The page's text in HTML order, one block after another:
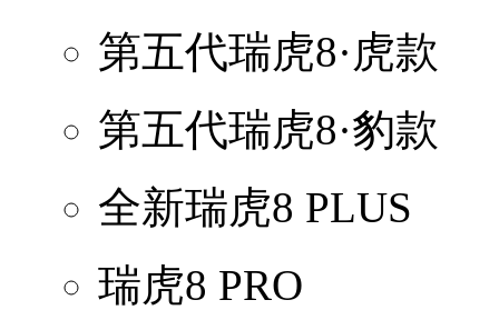
第五代瑞虎8·虎款
第五代瑞虎8·豹款
全新瑞虎8 PLUS
瑞虎8 PRO